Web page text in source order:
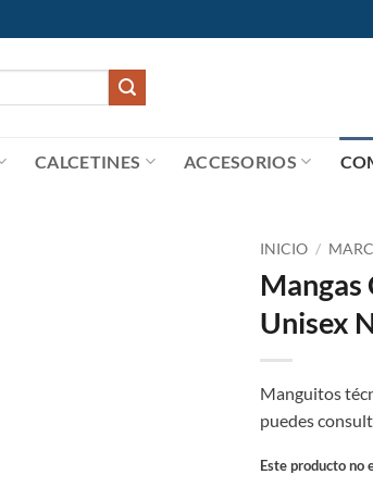
CALCETINES ACCESORIOS
INICIO /
Mangas
Unisex
Manguitos
puedes
Este producto no